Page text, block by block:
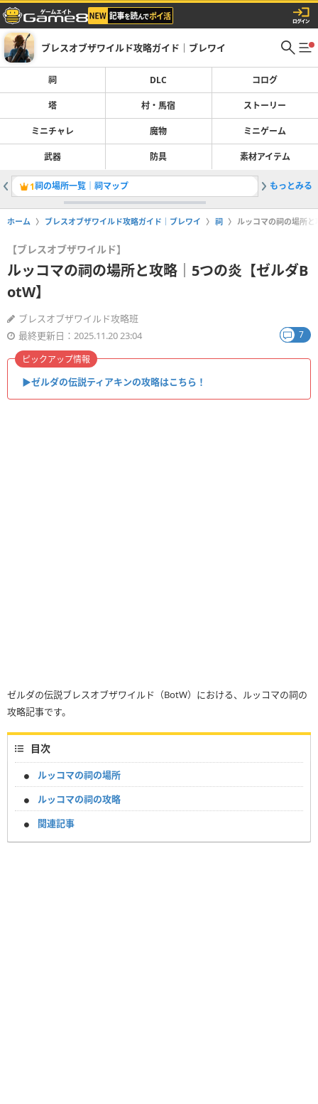
ブレスオブザワイルド攻略ガイド｜ブレワイ
祠 DLC コログ
塔 村・馬宿 ストーリー
ミニチャレ 魔物 ミニゲーム
武器 防具 素材アイテム
1祠の場所一覧｜祠マップ 2水の神
もっとみる
ホーム ブレスオブザワイルド攻略ガイド｜ブレワイ 祠 ルッコマの祠の場所
【ブレスオブザワイルド】
ルッコマの祠の場所と攻略｜5つの炎【ゼルダB
otW】
ブレスオブザワイルド攻略班
最終更新日：2025.11.20 23:04
7
▶︎ゼルダの伝説ティアキンの攻略はこちら！
ピックアップ情報
ゼルダの伝説ブレスオブザワイルド（BotW）における、ルッコマの祠の
攻略記事です。
目次
ルッコマの祠の場所
ルッコマの祠の攻略
関連記事